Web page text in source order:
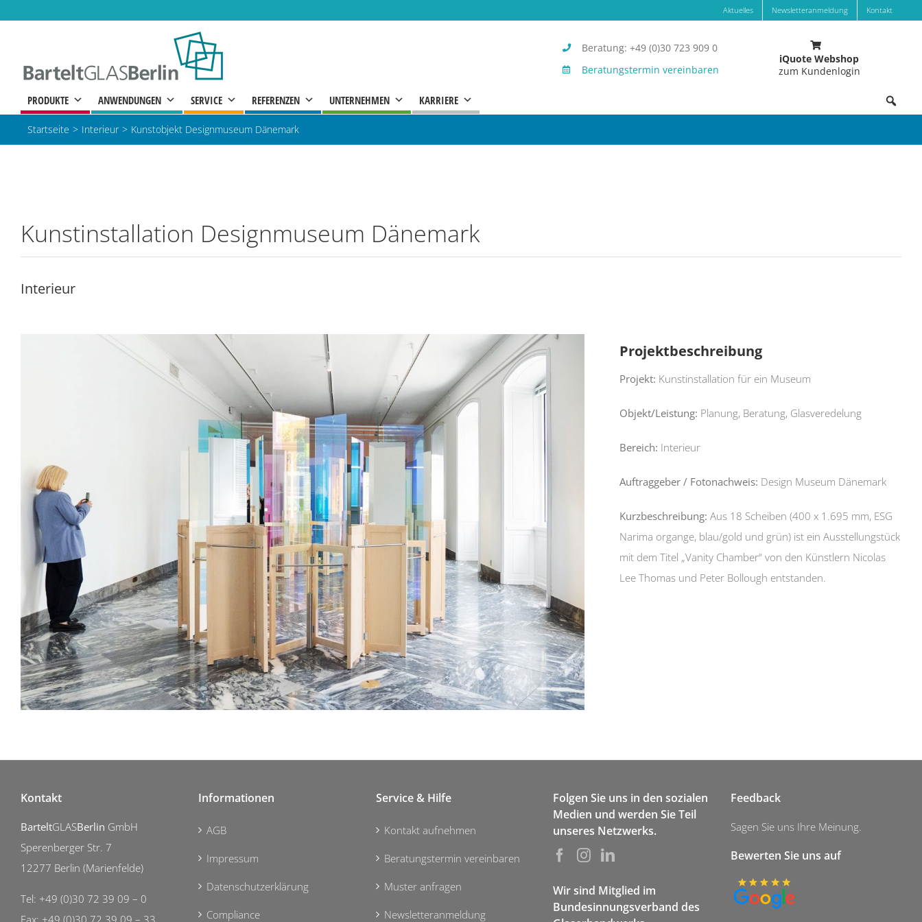
Aktuelles Newsletteranmeldung Kontakt
Beratung: +49 (0)30 723 909 0
Beratungstermin vereinbaren
iQuote Webshop
zum Kundenlogin
PRODUKTE ANWENDUNGEN SERVICE REFERENZEN UNTERNEHMEN KARRIERE
Startseite Interieur Kunstobjekt Designmuseum Dänemark
Kunstinstallation Designmuseum Dänemark
Interieur
Projektbeschreibung
Projekt: Kunstinstallation für ein Museum
Objekt/Leistung: Planung, Beratung, Glasveredelung
Bereich: Interieur
Auftraggeber / Fotonachweis: Design Museum Dänemark
Kurzbeschreibung:Aus 18 Scheiben (400 x 1.695 mm, ESG
Narima organge, blau/gold und grün) ist ein Ausstellungstück
mit dem Titel „Vanity Chamber“ von den Künstlern Nicolas
Lee Thomas und Peter Bollough entstanden.
Kontakt
BarteltGLASBerlin GmbH
Sperenberger Str. 7
12277 Berlin (Marienfelde)
Tel: +49 (0)30 72 39 09 – 0
Fax: +49 (0)30 72 39 09 – 33
Informationen
AGB
Impressum
Datenschutzerklärung
Compliance
Service & Hilfe
Kontakt aufnehmen
Beratungstermin vereinbaren
Muster anfragen
Newsletteranmeldung
Folgen Sie uns in den sozialen
Medien und werden Sie Teil
unseres Netzwerks.
Wir sind Mitglied im
Bundesinnungsverband des
Feedback
Sagen Sie uns Ihre Meinung.
Bewerten Sie uns auf